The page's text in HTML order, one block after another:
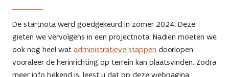
De startnota werd goedgekeurd in zomer 2024. Deze
gieten we vervolgens in een projectnota. Nadien moeten we
ook nog heel wat administratieve stappen doorlopen
vooraleer de herinrichting op terrein kan plaatsvinden. Zodra
meer info bekend is, leest u dat op deze webpagina.